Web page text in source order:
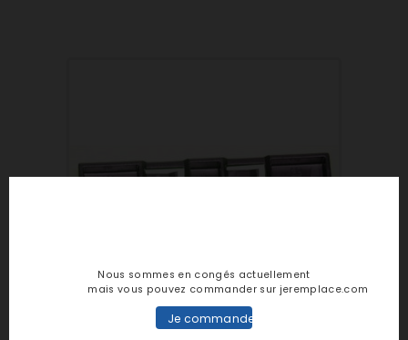
Nous sommes en congés actuellement
mais vous pouvez commander sur jeremplace.com
Je commande